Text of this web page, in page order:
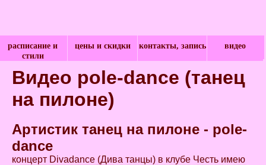
расписание и
стили
цены и скидки контакты, запись видео
Видео pole-dance (танец
на пилоне)
Артистик танец на пилоне - pole-
dance
концерт Divadance (Дива танцы) в клубе Честь имею